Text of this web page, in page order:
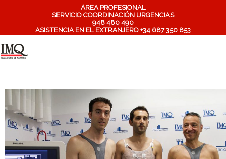
ÁREA PROFESIONAL
SERVICIO COORDINACIÓN URGENCIAS
948 480 490
ASISTENCIA EN EL EXTRANJERO +34 687 350 853